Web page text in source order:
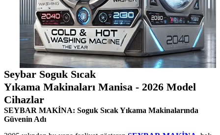
Seybar Soguk Sıcak
Yıkama Makinaları Manisa - 2026 Model
Cihazlar
SEYBAR MAKİNA: Soguk Sıcak Yıkama Makinalarında
Güvenin Adı